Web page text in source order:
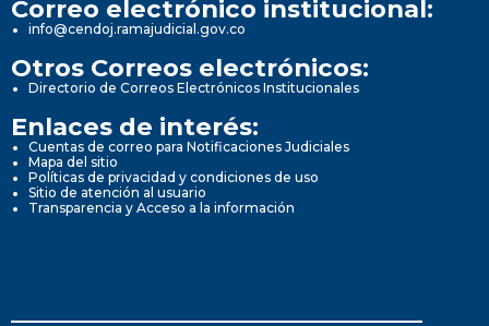
Correo electrónico institucional:
info@cendoj.ramajudicial.gov.co
Otros Correos electrónicos:
Directorio de Correos Electrónicos Institucionales
Enlaces de interés:
Cuentas de correo para Notificaciones Judiciales
Mapa del sitio
Políticas de privacidad y condiciones de uso
Sitio de atención al usuario
Transparencia y Acceso a la información